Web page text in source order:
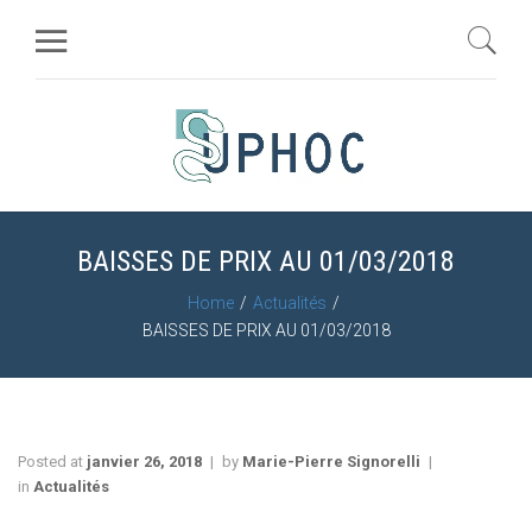
BAISSES DE PRIX AU 01/03/2018
Home
Actualités
BAISSES DE PRIX AU 01/03/2018
Posted at janvier 26, 2018 by Marie-Pierre Signorelli
in Actualités